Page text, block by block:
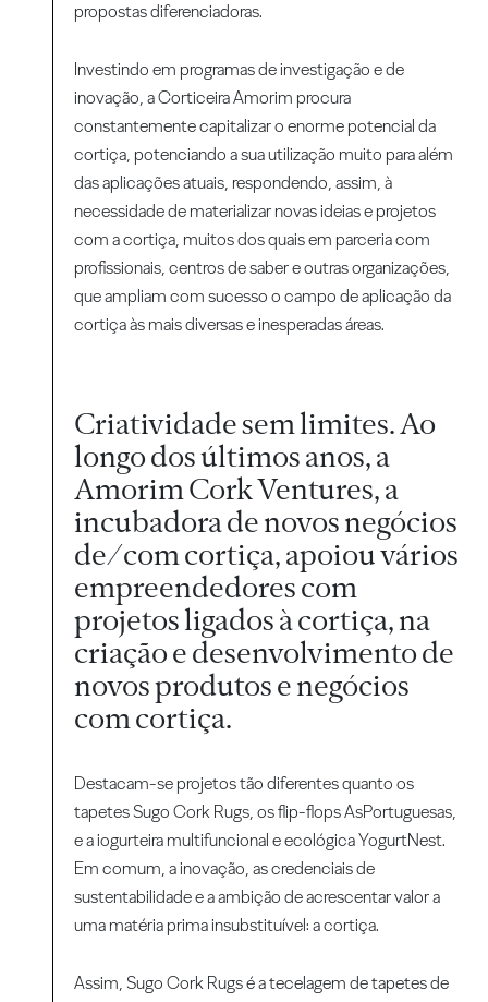
propostas diferenciadoras.
Investindo em programas de investigação e de
inovação, a Corticeira Amorim procura
constantemente capitalizar o enorme potencial da
cortiça, potenciando a sua utilização muito para além
das aplicações atuais, respondendo, assim, à
necessidade de materializar novas ideias e projetos
com a cortiça, muitos dos quais em parceria com
profissionais, centros de saber e outras organizações,
que ampliam com sucesso o campo de aplicação da
cortiça às mais diversas e inesperadas áreas.
Criatividade sem limites. Ao
longo dos últimos anos, a
Amorim Cork Ventures, a
incubadora de novos negócios
de/com cortiça, apoiou vários
empreendedores com
projetos ligados à cortiça, na
criação e desenvolvimento de
novos produtos e negócios
com cortiça.
Destacam-se projetos tão diferentes quanto os
tapetes Sugo Cork Rugs, os flip-flops AsPortuguesas,
e a iogurteira multifuncional e ecológica YogurtNest.
Em comum, a inovação, as credenciais de
sustentabilidade e a ambição de acrescentar valor a
uma matéria prima insubstituível: a cortiça.
Assim, Sugo Cork Rugs é a tecelagem de tapetes de